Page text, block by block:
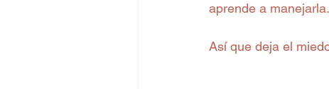
aprende a
Así que deja el